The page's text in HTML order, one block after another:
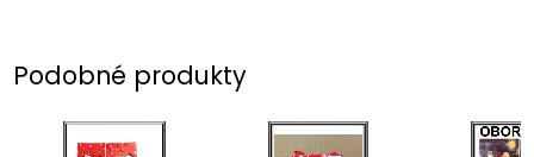
Podobné produkty